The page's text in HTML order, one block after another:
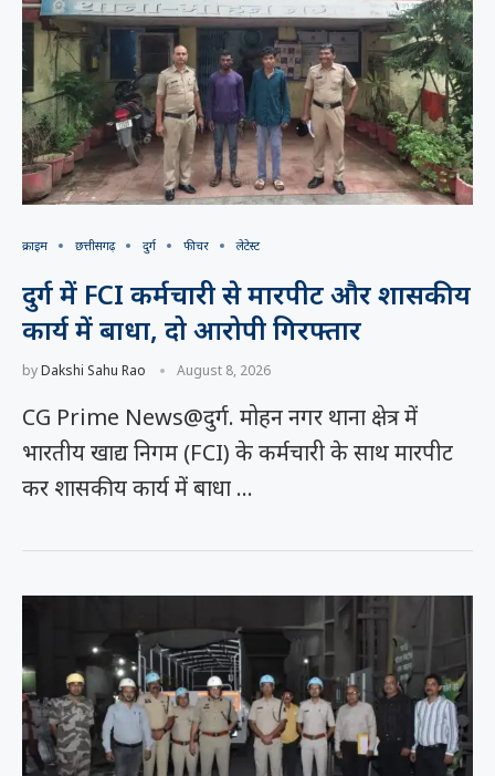
क्राइम छत्तीसगढ़ दुर्ग फीचर लेटेस्ट
दुर्ग में FCI कर्मचारी से मारपीट और शासकीय
कार्य में बाधा, दो आरोपी गिरफ्तार
byDakshi Sahu Rao August 8, 2026
CG Prime News@दुर्ग. मोहन नगर थाना क्षेत्र में
भारतीय खाद्य निगम (FCI) के कर्मचारी के साथ मारपीट
कर शासकीय कार्य में बाधा …